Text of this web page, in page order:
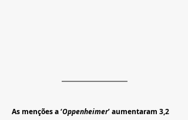
As menções a ‘Oppenheimer’ aumentaram 3,2